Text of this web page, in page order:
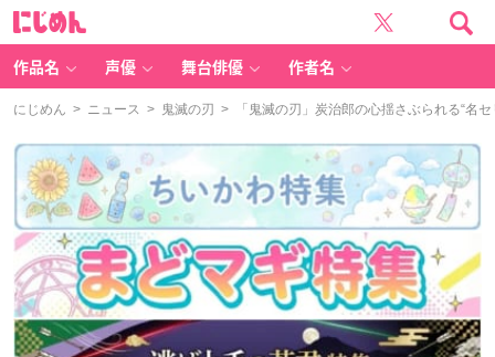
作品名 声優 舞台俳優 作者名
にじめん > ニュース > 鬼滅の刃 > 「鬼滅の刃」炭治郎の心揺さぶられる“名